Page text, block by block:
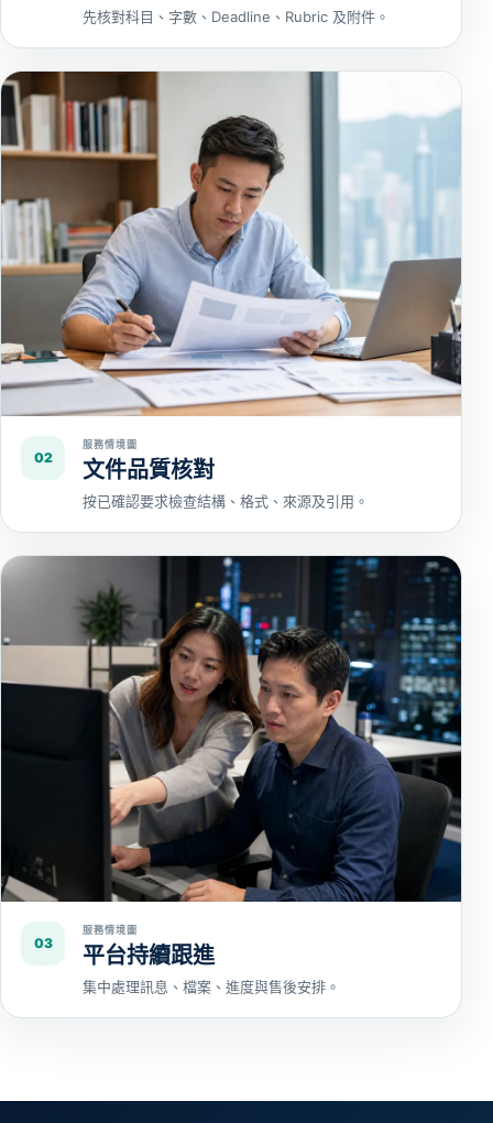
先核對科目、字數、Deadline、Rubric 及附件。
02
服務情境圖
文件品質核對
按已確認要求檢查結構、格式、來源及引用。
03
服務情境圖
平台持續跟進
集中處理訊息、檔案、進度與售後安排。